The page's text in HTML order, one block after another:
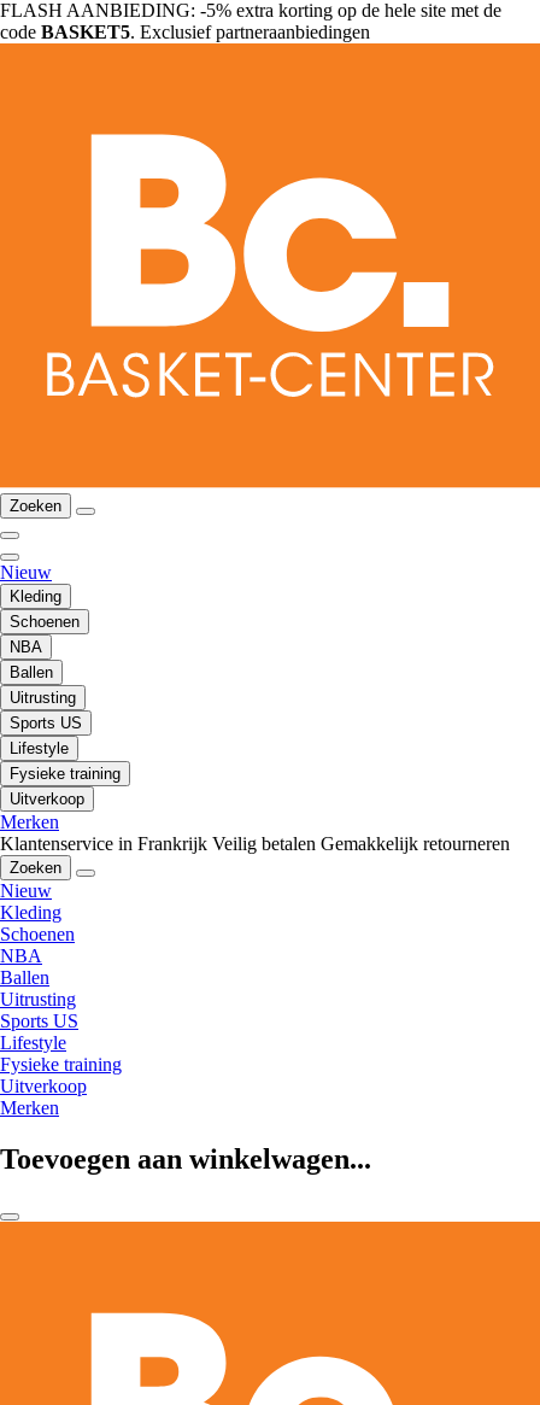
FLASH AANBIEDING: -5% extra korting op de hele site met de
code BASKET5. Exclusief partneraanbiedingen
Zoeken
Nieuw
Kleding
Schoenen
NBA
Ballen
Uitrusting
Sports US
Lifestyle
Fysieke training
Uitverkoop
Merken
Klantenservice in Frankrijk Veilig betalen Gemakkelijk retourneren
Zoeken
Nieuw
Kleding
Schoenen
NBA
Ballen
Uitrusting
Sports US
Lifestyle
Fysieke training
Uitverkoop
Merken
Toevoegen aan winkelwagen...